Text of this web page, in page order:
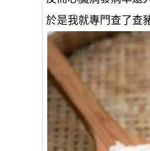
於是我就專門查了查